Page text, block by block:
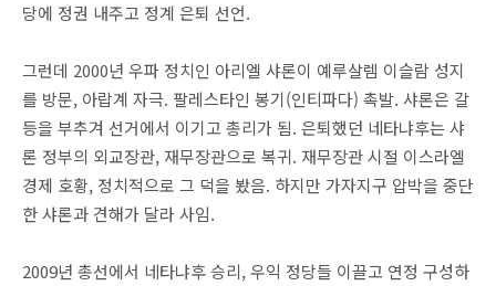
당에 정권 내주고 정계 은퇴 선언.
그런데 2000년 우파 정치인 아리엘 샤론이 예루살렘 이슬람 성지
를 방문, 아랍계 자극. 팔레스타인 봉기(인티파다) 촉발. 샤론은 갈
등을 부추겨 선거에서 이기고 총리가 됨. 은퇴했던 네타냐후는 샤
론 정부의 외교장관, 재무장관으로 복귀. 재무장관 시절 이스라엘
경제 호황, 정치적으로 그 덕을 봤음. 하지만 가자지구 압박을 중단
한 샤론과 견해가 달라 사임.
2009년 총선에서 네타냐후 승리, 우익 정당들 이끌고 연정 구성하